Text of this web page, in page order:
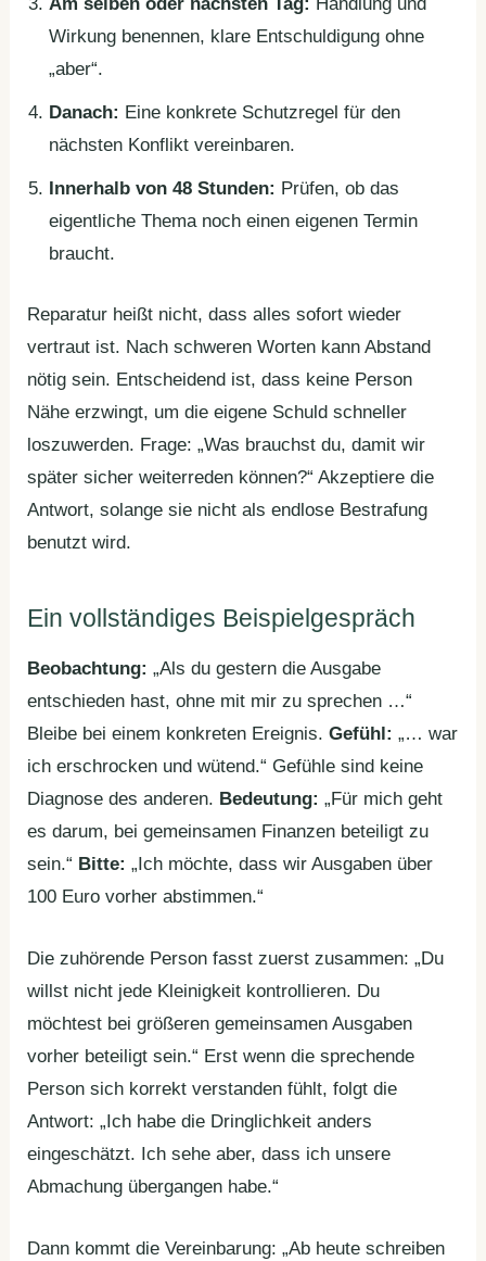
Wirkung benennen, klare Entschuldigung ohne
„aber“.
Danach: Eine konkrete Schutzregel für den
nächsten Konflikt vereinbaren.
Innerhalb von 48 Stunden: Prüfen, ob das
eigentliche Thema noch einen eigenen Termin
braucht.
Reparatur heißt nicht, dass alles sofort wieder
vertraut ist. Nach schweren Worten kann Abstand
nötig sein. Entscheidend ist, dass keine Person
Nähe erzwingt, um die eigene Schuld schneller
loszuwerden. Frage: „Was brauchst du, damit wir
später sicher weiterreden können?“ Akzeptiere die
Antwort, solange sie nicht als endlose Bestrafung
benutzt wird.
Ein vollständiges Beispielgespräch
Beobachtung: „Als du gestern die Ausgabe
entschieden hast, ohne mit mir zu sprechen …“
Bleibe bei einem konkreten Ereignis. Gefühl: „… war
ich erschrocken und wütend.“ Gefühle sind keine
Diagnose des anderen. Bedeutung: „Für mich geht
es darum, bei gemeinsamen Finanzen beteiligt zu
sein.“ Bitte: „Ich möchte, dass wir Ausgaben über
100 Euro vorher abstimmen.“
Die zuhörende Person fasst zuerst zusammen: „Du
willst nicht jede Kleinigkeit kontrollieren. Du
möchtest bei größeren gemeinsamen Ausgaben
vorher beteiligt sein.“ Erst wenn die sprechende
Person sich korrekt verstanden fühlt, folgt die
Antwort: „Ich habe die Dringlichkeit anders
eingeschätzt. Ich sehe aber, dass ich unsere
Abmachung übergangen habe.“
Dann kommt die Vereinbarung: „Ab heute schreiben